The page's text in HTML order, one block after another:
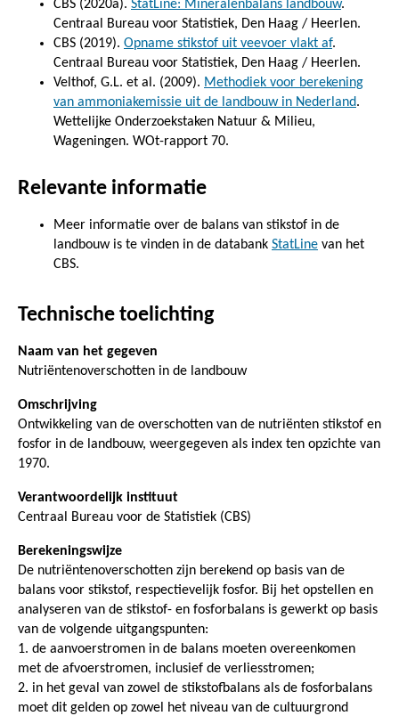
CBS (2020a). StatLine: Mineralenbalans landbouw.
Centraal Bureau voor Statistiek, Den Haag / Heerlen.
CBS (2019). Opname stikstof uit veevoer vlakt af.
Centraal Bureau voor Statistiek, Den Haag / Heerlen.
Velthof, G.L. et al. (2009). Methodiek voor berekening
van ammoniakemissie uit de landbouw in Nederland.
Wettelijke Onderzoekstaken Natuur & Milieu,
Wageningen. WOt-rapport 70.
Relevante informatie
Meer informatie over de balans van stikstof in de
landbouw is te vinden in de databank StatLine van het
CBS.
Technische toelichting
Naam van het gegeven
Nutriëntenoverschotten in de landbouw
Omschrijving
Ontwikkeling van de overschotten van de nutriënten stikstof en
fosfor in de landbouw, weergegeven als index ten opzichte van
1970.
Verantwoordelijk instituut
Centraal Bureau voor de Statistiek (CBS)
Berekeningswijze
De nutriëntenoverschotten zijn berekend op basis van de
balans voor stikstof, respectievelijk fosfor. Bij het opstellen en
analyseren van de stikstof- en fosforbalans is gewerkt op basis
van de volgende uitgangspunten:
1. de aanvoerstromen in de balans moeten overeenkomen
met de afvoerstromen, inclusief de verliesstromen;
2. in het geval van zowel de stikstofbalans als de fosforbalans
moet dit gelden op zowel het niveau van de cultuurgrond